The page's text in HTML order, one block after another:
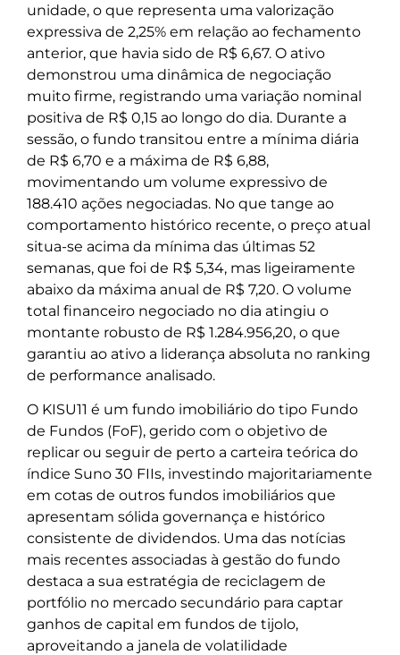
unidade, o que representa uma valorização
expressiva de 2,25% em relação ao fechamento
anterior, que havia sido de R$ 6,67. O ativo
demonstrou uma dinâmica de negociação
muito firme, registrando uma variação nominal
positiva de R$ 0,15 ao longo do dia. Durante a
sessão, o fundo transitou entre a mínima diária
de R$ 6,70 e a máxima de R$ 6,88,
movimentando um volume expressivo de
188.410 ações negociadas. No que tange ao
comportamento histórico recente, o preço atual
situa-se acima da mínima das últimas 52
semanas, que foi de R$ 5,34, mas ligeiramente
abaixo da máxima anual de R$ 7,20. O volume
total financeiro negociado no dia atingiu o
montante robusto de R$ 1.284.956,20, o que
garantiu ao ativo a liderança absoluta no ranking
de performance analisado.
O KISU11 é um fundo imobiliário do tipo Fundo
de Fundos (FoF), gerido com o objetivo de
replicar ou seguir de perto a carteira teórica do
índice Suno 30 FIIs, investindo majoritariamente
em cotas de outros fundos imobiliários que
apresentam sólida governança e histórico
consistente de dividendos. Uma das notícias
mais recentes associadas à gestão do fundo
destaca a sua estratégia de reciclagem de
portfólio no mercado secundário para captar
ganhos de capital em fundos de tijolo,
aproveitando a janela de volatilidade